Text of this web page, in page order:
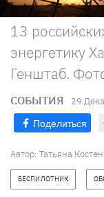
13
энергетику
Генштаб.
СОБЫТИЯ 29
Поделиться
Автор: Татьяна
БЕСПИЛОТНИК